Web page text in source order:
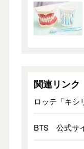
関連リンク
ロッテ「キシ
BTS 公式サ